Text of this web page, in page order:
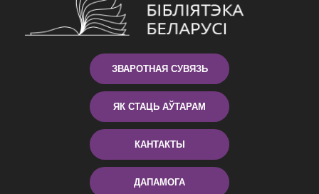
ЗВАРОТНАЯ СУВЯЗЬ
ЯК СТАЦЬ АЎТАРАМ
КАНТАКТЫ
ДАПАМОГА